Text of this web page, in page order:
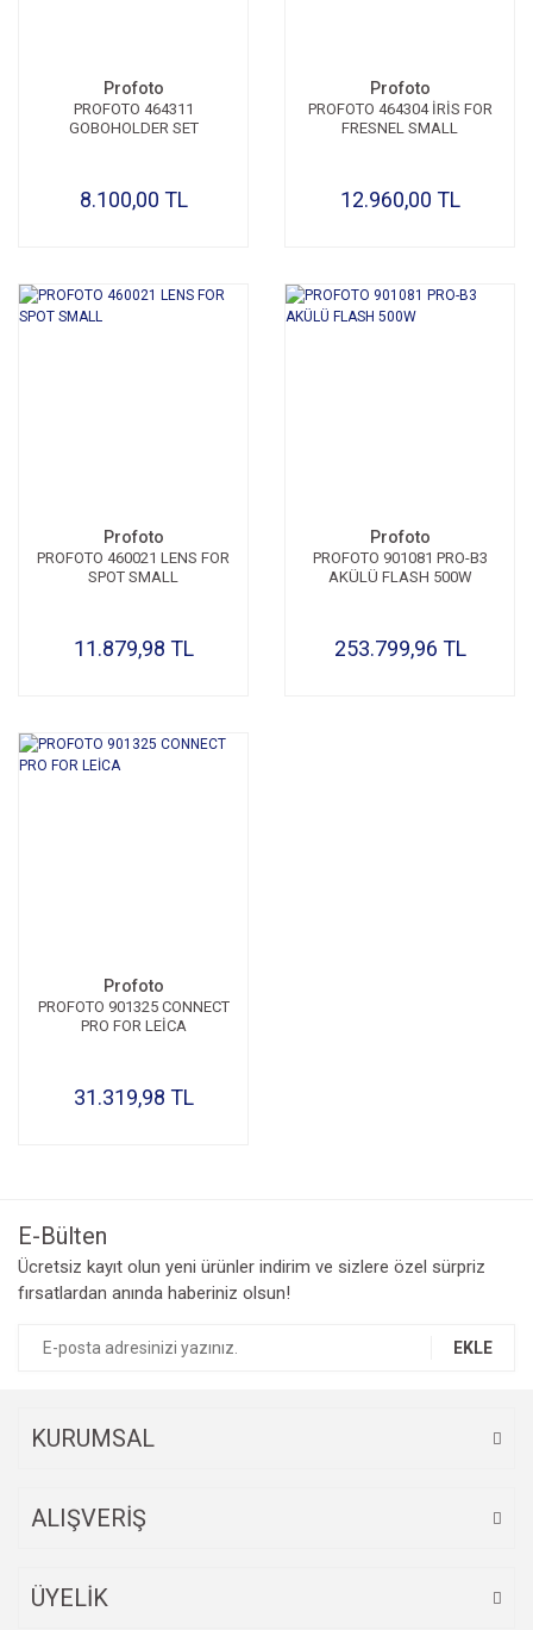
Profoto
PROFOTO 464311
GOBOHOLDER SET
8.100,00 TL
Profoto
PROFOTO 464304 İRİS FOR
FRESNEL SMALL
12.960,00 TL
Profoto
PROFOTO 460021 LENS FOR
SPOT SMALL
11.879,98 TL
Profoto
PROFOTO 901081 PRO-B3
AKÜLÜ FLASH 500W
253.799,96 TL
Profoto
PROFOTO 901325 CONNECT
PRO FOR LEİCA
31.319,98 TL
E-Bülten
Ücretsiz kayıt olun yeni ürünler indirim ve sizlere özel sürpriz
fırsatlardan anında haberiniz olsun!
EKLE
KURUMSAL
ALIŞVERİŞ
ÜYELİK